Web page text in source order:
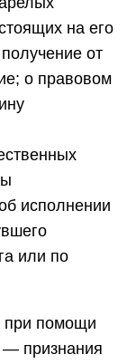
на его
от
о правовом
исполнении
или по
при помощи
— признания